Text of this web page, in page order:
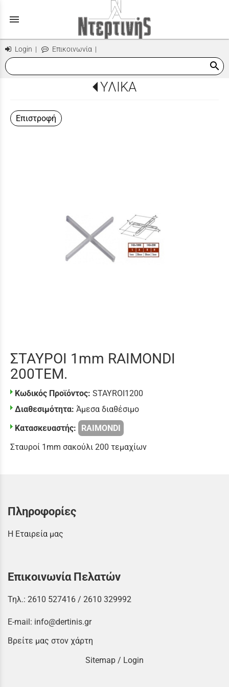
menu
Login | Επικοινωνία |
search
ΥΛΙΚΑ
Επιστροφή
ΣΤΑΥΡΟΙ 1mm RAIMONDI
200ΤΕΜ.
Κωδικός Προϊόντος: STAYROI1200
Διαθεσιμότητα: Άμεσα διαθέσιμο
Κατασκευαστής:
RAIMONDI
Σταυροί 1mm σακούλι 200 τεμαχίων
Πληροφορίες
Η Εταιρεία μας
Επικοινωνία Πελατών
Τηλ.: 2610 527416 / 2610 329992
E-mail: info@dertinis.gr
Βρείτε μας στον χάρτη
Sitemap / Login